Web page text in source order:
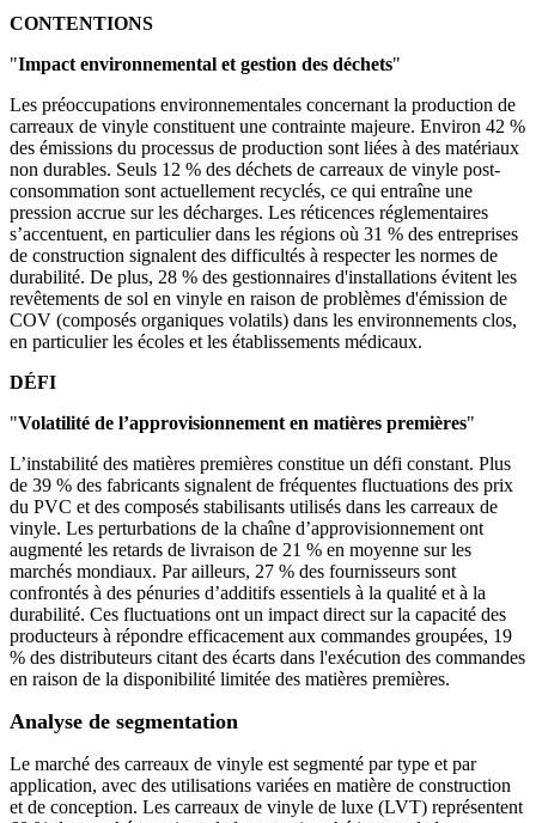
CONTENTIONS
"Impact environnemental et gestion des déchets"
Les préoccupations environnementales concernant la production de
carreaux de vinyle constituent une contrainte majeure. Environ 42 %
des émissions du processus de production sont liées à des matériaux
non durables. Seuls 12 % des déchets de carreaux de vinyle post-
consommation sont actuellement recyclés, ce qui entraîne une
pression accrue sur les décharges. Les réticences réglementaires
s’accentuent, en particulier dans les régions où 31 % des entreprises
de construction signalent des difficultés à respecter les normes de
durabilité. De plus, 28 % des gestionnaires d'installations évitent les
revêtements de sol en vinyle en raison de problèmes d'émission de
COV (composés organiques volatils) dans les environnements clos,
en particulier les écoles et les établissements médicaux.
DÉFI
"Volatilité de l’approvisionnement en matières premières"
L’instabilité des matières premières constitue un défi constant. Plus
de 39 % des fabricants signalent de fréquentes fluctuations des prix
du PVC et des composés stabilisants utilisés dans les carreaux de
vinyle. Les perturbations de la chaîne d’approvisionnement ont
augmenté les retards de livraison de 21 % en moyenne sur les
marchés mondiaux. Par ailleurs, 27 % des fournisseurs sont
confrontés à des pénuries d’additifs essentiels à la qualité et à la
durabilité. Ces fluctuations ont un impact direct sur la capacité des
producteurs à répondre efficacement aux commandes groupées, 19
% des distributeurs citant des écarts dans l'exécution des commandes
en raison de la disponibilité limitée des matières premières.
Analyse de segmentation
Le marché des carreaux de vinyle est segmenté par type et par
application, avec des utilisations variées en matière de construction
et de conception. Les carreaux de vinyle de luxe (LVT) représentent